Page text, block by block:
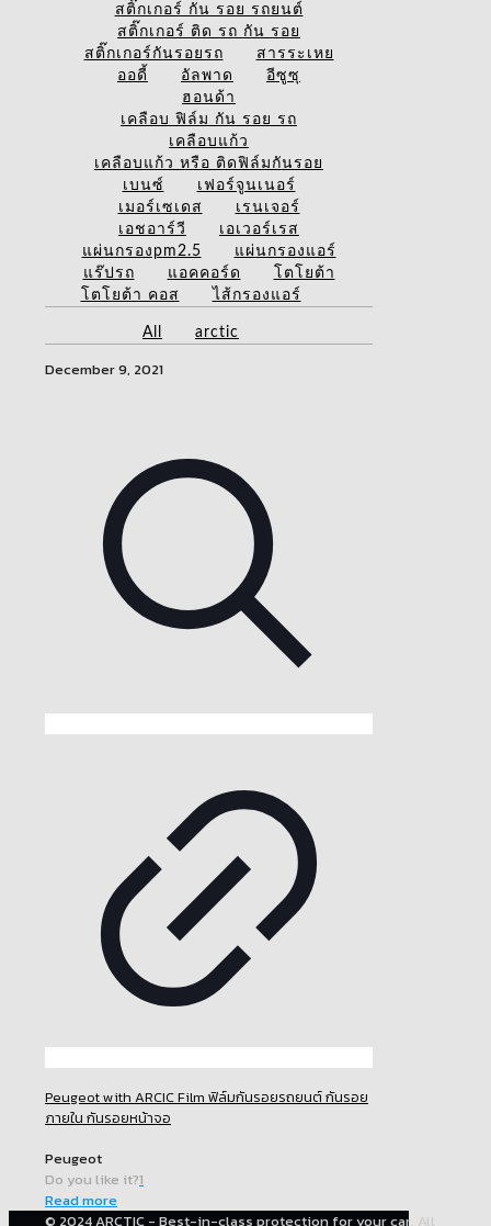
สติ๊กเกอร์ กัน รอย รถยนต์
สติ๊กเกอร์ ติด รถ กัน รอย
สติ๊กเกอร์กันรอยรถ
สารระเหย
ออดี้
อัลพาด
อีซูซุ
ฮอนด้า
เคลือบ ฟิล์ม กัน รอย รถ
เคลือบแก้ว
เคลือบแก้ว หรือ ติดฟิล์มกันรอย
เบนซ์
เฟอร์จูนเนอร์
เมอร์เซเดส
เรนเจอร์
เอชอาร์วี
เอเวอร์เรส
แผ่นกรองpm2.5
แผ่นกรองแอร์
แร๊ปรถ
แอคคอร์ด
โตโยต้า
โตโยต้า คอส
ไส้กรองแอร์
All arctic
December 9, 2021
Peugeot with ARCIC Film ฟิล์มกันรอยรถยนต์ กันรอย
ภายใน กันรอยหน้าจอ
Peugeot
Do you like it?1
Read more
© 2024 ARCTIC - Best-in-class protection for your car. All